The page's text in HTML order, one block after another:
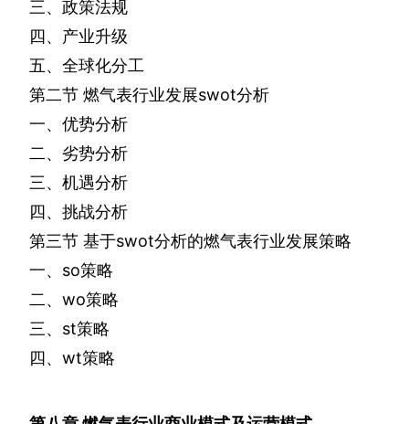
三、政策法规
四、产业升级
五、全球化分工
第二节 燃气表行业发展swot分析
一、优势分析
二、劣势分析
三、机遇分析
四、挑战分析
第三节 基于swot分析的燃气表行业发展策略
一、 so策略
二、 wo策略
三、 st策略
四、 wt策略